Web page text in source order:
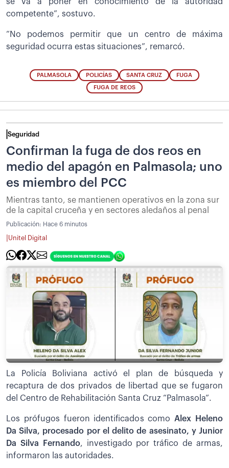
se va a poner en conocimiento de la autoridad
competente”, sostuvo.
“No podemos permitir que un centro de máxima
seguridad ocurra estas situaciones”, remarcó.
PALMASOLA POLICÍAS SANTA CRUZ FUGA
FUGA DE REOS
Seguridad
Confirman la fuga de dos reos en
medio del apagón en Palmasola; uno
es miembro del PCC
Mientras tanto, se mantienen operativos en la zona sur
de la capital cruceña y en sectores aledaños al penal
Publicación: Hace 6 minutos
Unitel Digital
La Policía Boliviana activó el plan de búsqueda y
recaptura de dos privados de libertad que se fugaron
del Centro de Rehabilitación Santa Cruz “Palmasola”.
Los prófugos fueron identificados como Alex
Heleno
Da Silva, procesado por el delito de asesinato, y Junior
Da Silva Fernando, investigado por tráfico de armas,
informaron las autoridades.